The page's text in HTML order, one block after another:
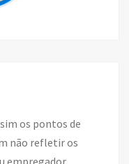
os pontos de
não refletir os